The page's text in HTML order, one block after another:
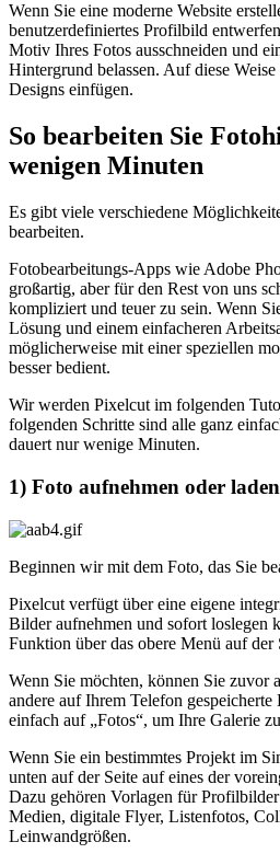
Wenn Sie eine moderne Website
benutzerdefiniertes Profilbild
Motiv Ihres Fotos ausschneiden und
Hintergrund belassen. Auf diese
Designs einfügen.
So bearbeiten Sie
wenigen Minuten
Es gibt viele verschiedene
bearbeiten.
Fotobearbeitungs-Apps wie Adobe
großartig, aber für den Rest von uns
kompliziert und teuer zu sein. Wenn
Lösung und einem einfacheren
möglicherweise mit einer speziellen
besser bedient.
Wir werden Pixelcut im folgenden
folgenden Schritte sind alle ganz
dauert nur wenige Minuten.
1) Foto aufnehmen oder laden
Beginnen wir mit dem Foto, das Sie
Pixelcut verfügt über eine eigene
Bilder aufnehmen und sofort loslegen
Funktion über das obere Menü auf der
Wenn Sie möchten, können Sie zuvor
andere auf Ihrem Telefon
einfach auf „Fotos“, um Ihre Galerie
Wenn Sie ein bestimmtes Projekt im
unten auf der Seite auf eines der
Dazu gehören Vorlagen für
Medien, digitale Flyer, Listenfotos,
Leinwandgrößen.